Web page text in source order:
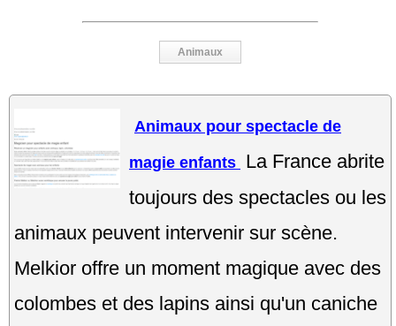
Animaux
Animaux pour spectacle de
magie enfants La France abrite
toujours des spectacles ou les
animaux peuvent intervenir sur scène.
Melkior offre un moment magique avec des
colombes et des lapins ainsi qu'un caniche